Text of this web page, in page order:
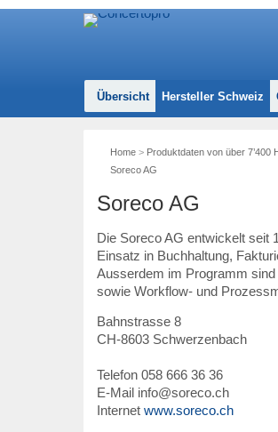
Übersicht Hersteller Schweiz
Home> Produktdaten von über 7’400
Soreco AG
Soreco AG
Die Soreco AG entwickelt seit
Einsatz in Buchhaltung,
Ausserdem im Programm
sowie Workflow- und
Bahnstrasse 8
CH-8603 Schwerzenbach
Telefon 058 666 36 36
E-Mail info@soreco.ch
Internet www.soreco.ch